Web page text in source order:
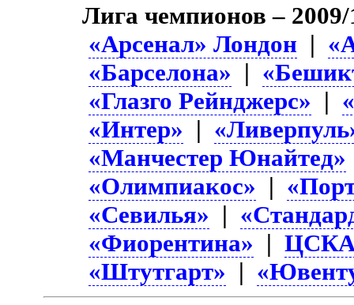
Лига чемпионов –
«Арсенал» Лондон |
«Барселона» |
«Глазго Рейнджерс» |
«Интер» |
«Манчестер Юнайтед»
«Олимпиакос» |
«Севилья» |
«Фиорентина» |
«Штутгарт» |